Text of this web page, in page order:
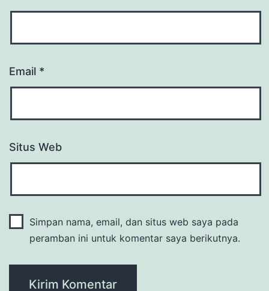
Email *
Situs Web
Simpan nama, email, dan situs web saya pada
peramban ini untuk komentar saya berikutnya.